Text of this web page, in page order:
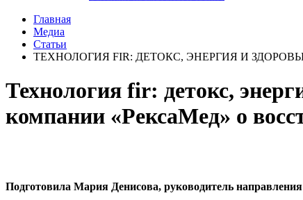
Главная
Медиа
Статьи
ТЕХНОЛОГИЯ FIR: ДЕТОКС, ЭНЕРГИЯ И
Технология fir: детокс,
компании «РексаМед» о
Подготовила Мария Денисова, руководитель